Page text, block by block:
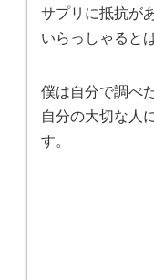
サプリに抵抗が
いらっしゃると
僕は自分で調べ
自分の大切な人
す。